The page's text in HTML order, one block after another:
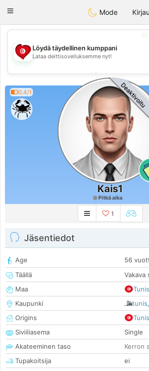
Tunisia Dating
Toggle
Mode
💖
💕
Löydä täydellinen kumppani
Lataa deittisovelluksemme nyt!
0.4/1 Deaktivoitu
Kais1
Pitkä aika
1
Jäsentiedot
Age
56
Täällä
Vakava
Maa
Kaupunki
tunis,
Origins
Siviiliasema
Single
Akateeminen taso
Kerron
Tupakoitsija
ei